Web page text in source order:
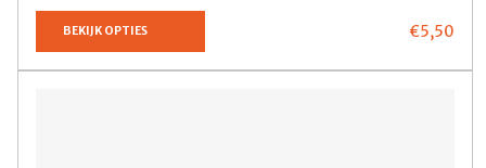
BEKIJK OPTIES €5,50